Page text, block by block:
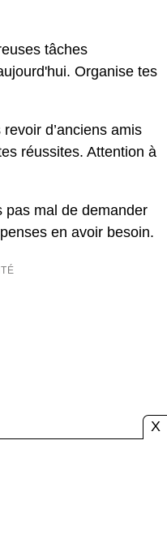
tâches
Organise tes
d’anciens amis
réussites. Attention à
pas mal de demander
en avoir besoin.
X